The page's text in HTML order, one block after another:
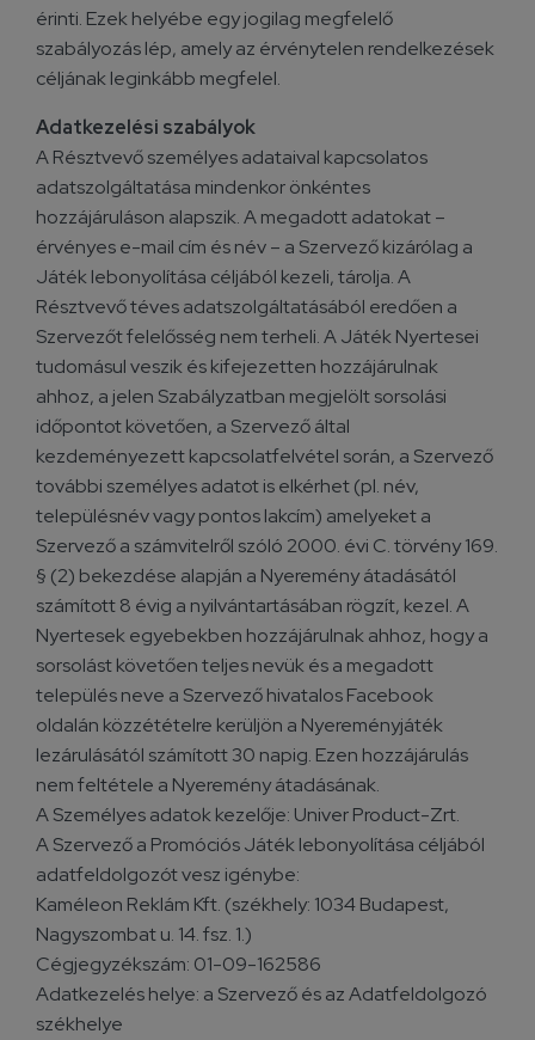
érinti. Ezek helyébe egy jogilag megfelelő
szabályozás lép, amely az érvénytelen rendelkezések
céljának leginkább megfelel.
Adatkezelési szabályok
A Résztvevő személyes adataival kapcsolatos
adatszolgáltatása mindenkor önkéntes
hozzájáruláson alapszik. A megadott adatokat –
érvényes e-mail cím és név – a Szervező kizárólag a
Játék lebonyolítása céljából kezeli, tárolja. A
Résztvevő téves adatszolgáltatásából eredően a
Szervezőt felelősség nem terheli. A Játék Nyertesei
tudomásul veszik és kifejezetten hozzájárulnak
ahhoz, a jelen Szabályzatban megjelölt sorsolási
időpontot követően, a Szervező által
kezdeményezett kapcsolatfelvétel során, a Szervező
további személyes adatot is elkérhet (pl. név,
településnév vagy pontos lakcím) amelyeket a
Szervező a számvitelről szóló 2000. évi C. törvény 169.
§ (2) bekezdése alapján a Nyeremény átadásától
számított 8 évig a nyilvántartásában rögzít, kezel. A
Nyertesek egyebekben hozzájárulnak ahhoz, hogy a
sorsolást követően teljes nevük és a megadott
település neve a Szervező hivatalos Facebook
oldalán közzétételre kerüljön a Nyereményjáték
lezárulásától számított 30 napig. Ezen hozzájárulás
nem feltétele a Nyeremény átadásának.
A Személyes adatok kezelője: Univer Product-Zrt.
A Szervező a Promóciós Játék lebonyolítása céljából
adatfeldolgozót vesz igénybe:
Kaméleon Reklám Kft. (székhely: 1034 Budapest,
Nagyszombat u. 14. fsz. 1.)
Cégjegyzékszám: 01-09-162586
Adatkezelés helye: a Szervező és az Adatfeldolgozó
székhelye